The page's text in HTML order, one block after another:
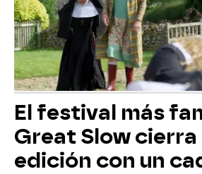
El festival más
Great Slow cierra
edición con un